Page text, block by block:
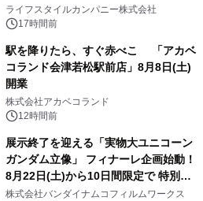
い、ポップでキュートなコレクショ
ン。
ライフスタイルカンパニー株式会社
17時間前
駅を降りたら、すぐ赤べこ 「アカベ
コランド会津若松駅前店」8月8日(土)
開業
株式会社アカベコランド
12時間前
展示終了を迎える「実物大ユニコーン
ガンダム立像」 フィナーレ企画始動！
8月22日(土)から10日間限定で 特別映
像『UNICORN GUNDAM Statue ―
株式会社バンダイナムコフィルムワークス